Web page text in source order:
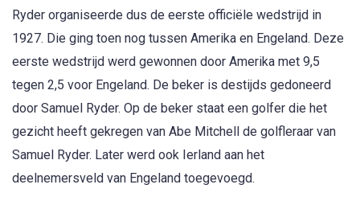
Ryder organiseerde dus de eerste officiële wedstrijd in
1927. Die ging toen nog tussen Amerika en Engeland. Deze
eerste wedstrijd werd gewonnen door Amerika met 9,5
tegen 2,5 voor Engeland. De beker is destijds gedoneerd
door Samuel Ryder. Op de beker staat een golfer die het
gezicht heeft gekregen van Abe Mitchell de golfleraar van
Samuel Ryder. Later werd ook Ierland aan het
deelnemersveld van Engeland toegevoegd.